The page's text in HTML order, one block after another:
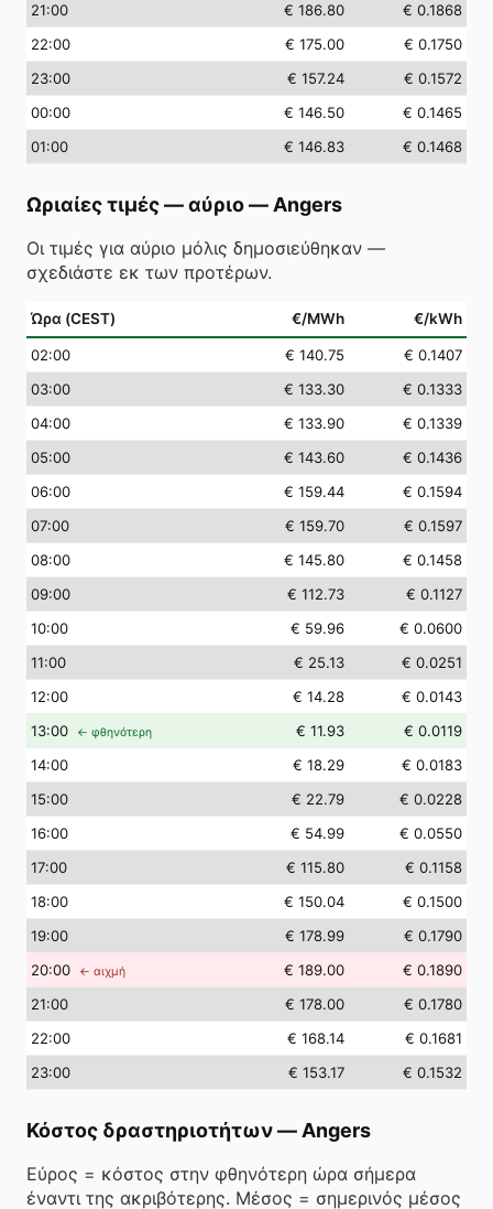
21:00 € 186.80
€ 0.1868
22:00 € 175.00
€ 0.1750
23:00 € 157.24
€ 0.1572
00:00 € 146.50
€ 0.1465
01:00 € 146.83 € 0.1468
Ωριαίες τιμές — αύριο— Angers
Οι τιμές για αύριο μόλις δημοσιεύθηκαν —
σχεδιάστε εκ των προτέρων.
Ώρα (CEST) €/MWh €/kWh
02:00 € 140.75
€ 0.1407
03:00 € 133.30
€ 0.1333
04:00 € 133.90
€ 0.1339
05:00 € 143.60
€ 0.1436
06:00 € 159.44
€ 0.1594
07:00 € 159.70
€ 0.1597
08:00 € 145.80
€ 0.1458
09:00 € 112.73
€ 0.1127
10:00 € 59.96
€ 0.0600
11:00 € 25.13
€ 0.0251
12:00 € 14.28
€ 0.0143
13:00 ← φθηνότερη € 11.93
€ 0.0119
14:00 € 18.29
€ 0.0183
15:00 € 22.79
€ 0.0228
16:00 € 54.99
€ 0.0550
17:00 € 115.80
€ 0.1158
18:00 € 150.04
€ 0.1500
19:00 € 178.99
€ 0.1790
20:00 ← αιχμή € 189.00
€ 0.1890
21:00 € 178.00
€ 0.1780
22:00 € 168.14
€ 0.1681
23:00 € 153.17 € 0.1532
Κόστος δραστηριοτήτων— Angers
Εύρος = κόστος στην φθηνότερη ώρα σήμερα
έναντι της ακριβότερης. Μέσος = σημερινός μέσος